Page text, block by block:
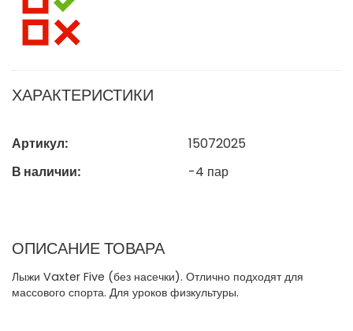
ХАРАКТЕРИСТИКИ
Артикул:
15072025
В наличии:
-4 пар
ОПИСАНИЕ ТОВАРА
Лыжи Vaxter Five (без насечки). Отлично подходят для
массового спорта. Для уроков физкультуры.